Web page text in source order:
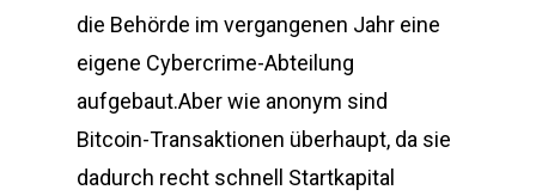
die Behörde im vergangenen Jahr eine
eigene Cybercrime-Abteilung
aufgebaut.Aber wie anonym sind
Bitcoin-Transaktionen überhaupt, da sie
dadurch recht schnell Startkapital